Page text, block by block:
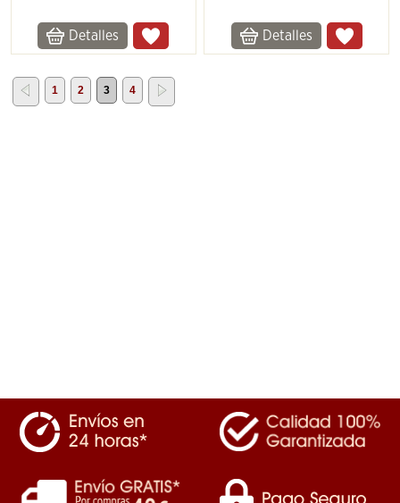
Detalles Detalles
1 2 3 4